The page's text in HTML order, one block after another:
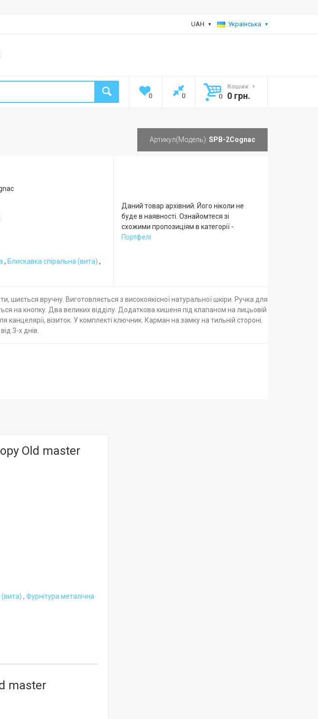
UAH Українська
0 0
Кошик
0
0 грн.
Артикул(Модель): SPB-2Cognac
, Блискавка спіральна (вита) ,
Даний товар архівний. Його ніколи не
буде в наявності. Ознайомтеся зі
схожими пропозиціям в категорії -
Портфелі
шиється вручну. Виготовляється з високоякісної натуральної шкіри. Ручка для
на кнопку. Два великих відділу. Додаткова кишеня під клапаном на лицьовій
канцелярії, візиток. У комплекті ключник. Карман на замку на тильній стороні.
3-х днів.
Old master
(вита) , Фурнітура металічна
master